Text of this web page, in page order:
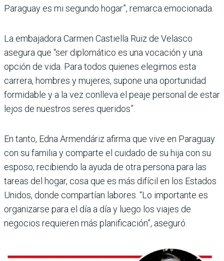
Paraguay es mi segundo hogar”, remarca emocionada.
La embajadora Carmen Castiella Ruiz de Velasco
asegura que “ser diplomático es una vocación y una
opción de vida. Para todos quienes elegimos esta
carrera, hombres y mujeres, supone una oportunidad
formidable y a la vez conlleva el peaje personal de estar
lejos de nuestros seres queridos”.
En tanto, Edna Armendáriz afirma que vive en Paraguay
con su familia y comparte el cuidado de su hija con su
esposo, recibiendo la ayuda de otra persona para las
tareas del hogar, cosa que es más difícil en los Estados
Unidos, donde compartían labores. “Lo importante es
organizarse para el día a día y luego los viajes de
negocios requieren más planificación”, aseguró.